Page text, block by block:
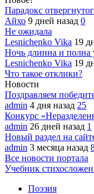
Парадокс
Айхо 9 дней назад 0
Не ожидала
Lesnichenko Vika 19
Ночь длинна и полна
Lesnichenko Vika 19
Что такое отклики?
Новости
Поздравляем
admin 4 дня назад 25
Конкурс
admin 26 дней назад 1
Новый раздел на
admin 3 месяца назад
Все новости портала
Учебник
Поэзия